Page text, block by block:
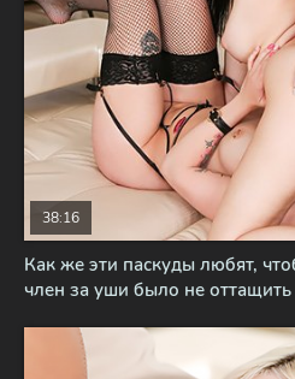
Как же эти паскуды любят,
член за уши было не оттащить
38:16